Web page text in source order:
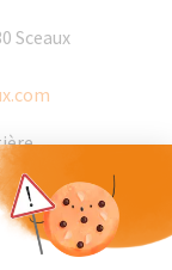
Sceaux